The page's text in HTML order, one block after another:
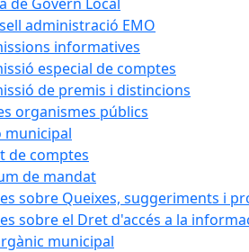
administració EMO
informatives
especial de comptes
de premis i distincions
organismes públics
municipal
de comptes
de mandat
sobre Queixes, suggeriments i
sobre el Dret d'accés a la
municipal